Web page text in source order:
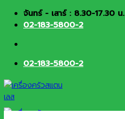
Skip จันทร์ - เสาร์ : 8.30-17.30 น.
02-183-5800-2
02-183-5800-2